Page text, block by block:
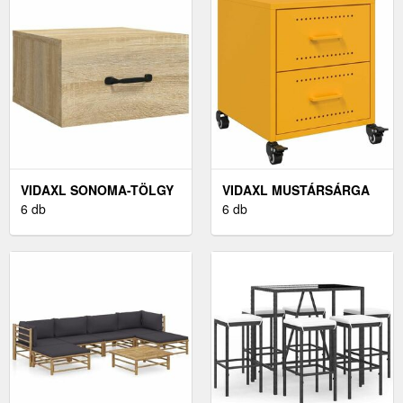
VIDAXL SONOMA-TÖLGY
FALRA SZERELHETŐ
6 db
VIDAXL MUSTÁRSÁRGA
ACÉL ÉJJELISZEKRÉNY
6 db